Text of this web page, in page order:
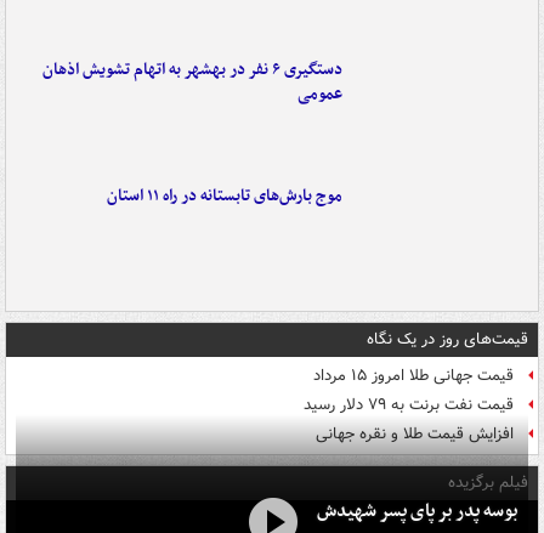
دستگیری ۶ نفر در بهشهر به اتهام تشویش اذهان
عمومی
موج بارش‌های تابستانه در راه ۱۱ استان
قیمت‌های روز در یک نگاه
قیمت جهانی طلا امروز ۱۵ مرداد
قیمت نفت برنت به ۷۹ دلار رسید
افزایش قیمت طلا و نقره جهانی
فیلم برگزیده
بوسه‌ پدر بر پای پسر شهیدش